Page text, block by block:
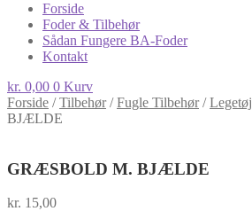
Forside
Foder & Tilbehør
Sådan Fungere BA-Foder
Kontakt
kr. 0,00 0 Kurv
Forside /Tilbehør/Fugle Tilbehør/Legetøj
BJÆLDE
GRÆSBOLD M. BJÆLDE
kr. 15,00